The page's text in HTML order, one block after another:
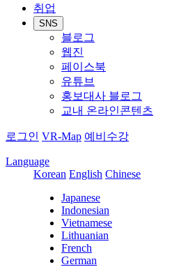
취업
SNS
블로그
웹진
페이스북
유튜브
홍보대사 블로그
교내 온라인콘텐츠
로그인 VR-Map 예비수강
Language
Korean English Chinese
Japanese
Indonesian
Vietnamese
Lithuanian
French
German